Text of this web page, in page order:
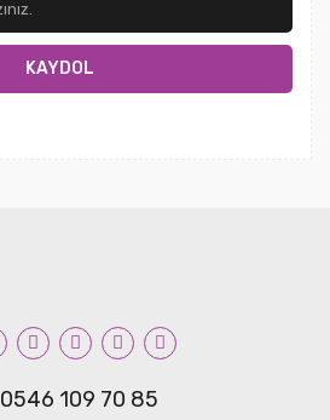
KAYDOL
0546 109 70 85